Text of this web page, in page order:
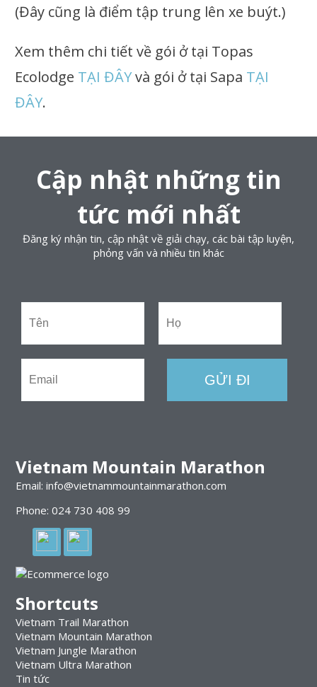
(Đây cũng là điểm tập trung lên xe buýt.)
Xem thêm chi tiết về gói ở tại Topas
Ecolodge TẠI ĐÂYvà gói ở tại Sapa TẠI
ĐÂY.
Cập nhật những tin
tức mới nhất
Đăng ký nhận tin, cập nhật về giải chạy, các bài tập luyện,
phỏng vấn và nhiều tin khác
Vietnam Mountain Marathon
Email: info@vietnammountainmarathon.com
Phone: 024 730 408 99
Shortcuts
Vietnam Trail Marathon
Vietnam Mountain Marathon
Vietnam Jungle Marathon
Vietnam Ultra Marathon
Tin tức